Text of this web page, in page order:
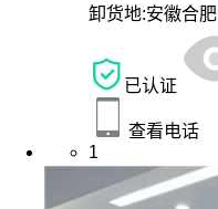
卸货地:安徽合肥
已认证
查看电话
1